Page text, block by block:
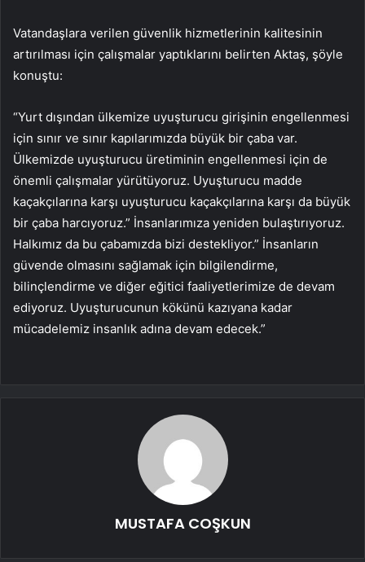
Vatandaşlara verilen güvenlik hizmetlerinin kalitesinin
artırılması için çalışmalar yaptıklarını belirten Aktaş, şöyle
konuştu:
“Yurt dışından ülkemize uyuşturucu girişinin engellenmesi
için sınır ve sınır kapılarımızda büyük bir çaba var.
Ülkemizde uyuşturucu üretiminin engellenmesi için de
önemli çalışmalar yürütüyoruz. Uyuşturucu madde
kaçakçılarına karşı uyuşturucu kaçakçılarına karşı da büyük
bir çaba harcıyoruz.” İnsanlarımıza yeniden bulaştırıyoruz.
Halkımız da bu çabamızda bizi destekliyor.” İnsanların
güvende olmasını sağlamak için bilgilendirme,
bilinçlendirme ve diğer eğitici faaliyetlerimize de devam
ediyoruz. Uyuşturucunun kökünü kazıyana kadar
mücadelemiz insanlık adına devam edecek.”
MUSTAFA COŞKUN